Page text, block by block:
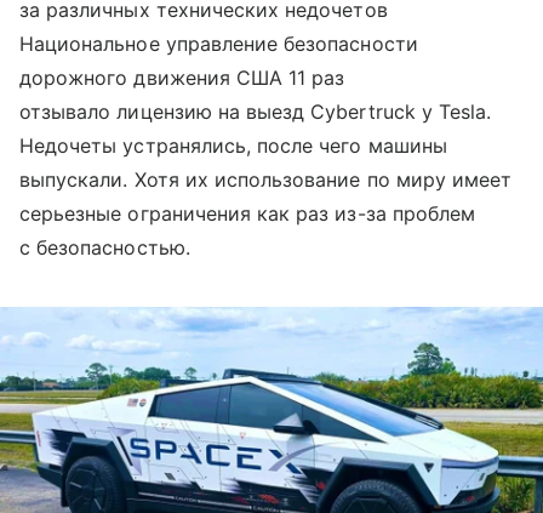
за различных технических недочетов
Национальное управление безопасности
дорожного движения США 11 раз
отзывало лицензию на выезд Cybertruck у Tesla.
Недочеты устранялись, после чего машины
выпускали. Хотя их использование по миру имеет
серьезные ограничения как раз из-за проблем
с безопасностью.